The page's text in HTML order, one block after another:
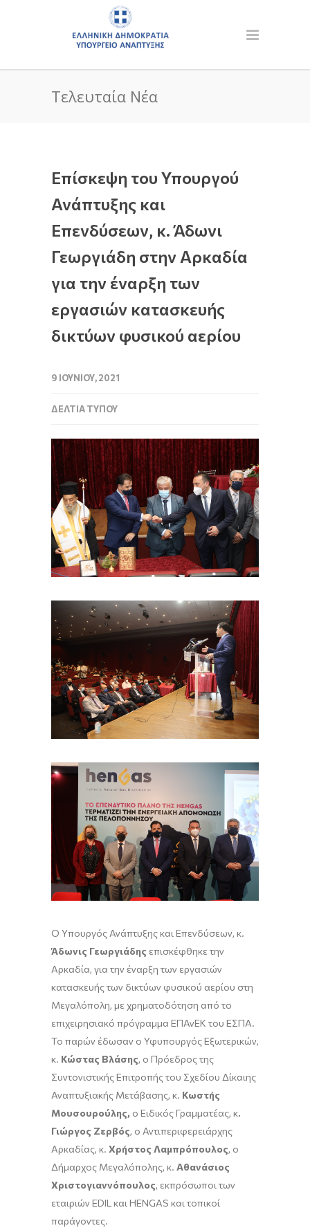
Τελευταία Νέα
Επίσκεψη του Υπουργού
Ανάπτυξης και
Επενδύσεων, κ. Άδωνι
Γεωργιάδη στην Αρκαδία
για την έναρξη των
εργασιών κατασκευής
δικτύων φυσικού αερίου
9 ΙΟΥΝΊΟΥ, 2021
ΔΕΛΤΊΑ ΤΎΠΟΥ
Ο Υπουργός Ανάπτυξης και Επενδύσεων, κ.
Άδωνις Γεωργιάδης επισκέφθηκε την
Αρκαδία, για την έναρξη των εργασιών
κατασκευής των δικτύων φυσικού αερίου στη
Μεγαλόπολη, με χρηματοδότηση από το
επιχειρησιακό πρόγραμμα ΕΠΑνΕΚ του ΕΣΠΑ.
Το παρών έδωσαν ο Υφυπουργός Εξωτερικών,
κ. Κώστας Βλάσης, ο Πρόεδρος της
Συντονιστικής Επιτροπής του Σχεδίου Δίκαιης
Αναπτυξιακής Μετάβασης, κ. Κωστής
Μουσουρούλης, ο Ειδικός Γραμματέας, κ.
Γιώργος Ζερβός, ο Αντιπεριφερειάρχης
Αρκαδίας, κ. Χρήστος Λαμπρόπουλος, ο
Δήμαρχος Μεγαλόπολης, κ. Αθανάσιος
Χριστογιαννόπουλος, εκπρόσωποι των
εταιριών EDIL και HENGAS και τοπικοί
παράγοντες.